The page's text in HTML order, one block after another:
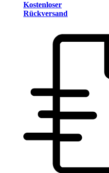
Kostenloser
Rückversand